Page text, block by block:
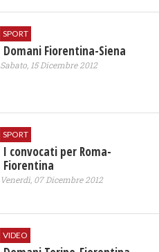
SPORT
Domani Fiorentina-Siena
Sabato, 15 Dicembre 2012
SPORT
I convocati per Roma-
Fiorentina
Venerdì, 07 Dicembre 2012
VIDEO